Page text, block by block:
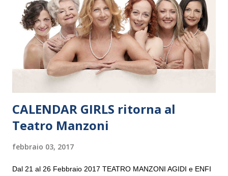
consecutivo. Il pubblico milanese avrà il piacere di applaudire i
giovani artisti della Baltic Sea Youth Philharmonic per la quarta
volta. L’orchestra, fondata nel 2008 da Kristjan Järvi (affiancato
da un prestigioso consiglio di consulent...
CALENDAR GIRLS ritorna al
Teatro Manzoni
febbraio 03, 2017
Dal 21 al 26 Febbraio 2017 TEATRO MANZONI AGIDI e ENFI